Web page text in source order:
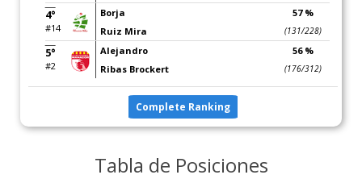
4°
#14
Borja
Ruiz Mira
57 %
(131/228)
5°
#2
Alejandro
Ribas Brockert
56 %
(176/312)
Complete Ranking
Tabla de Posiciones